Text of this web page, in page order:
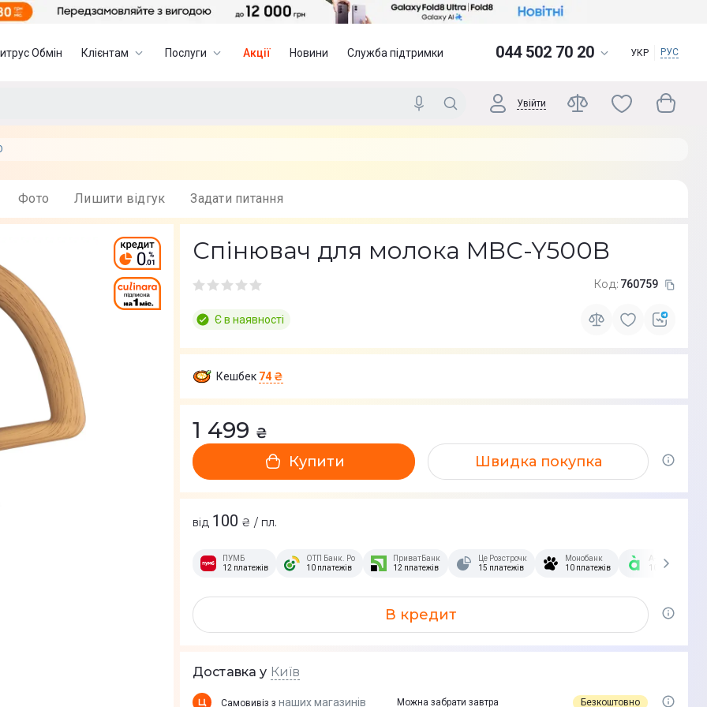
Обмін Клієнтам Послуги Акції Новини Служба підтримки 044 502 70 20 УКР РУС
Увійти
Фото Лишити вiдгук Задати питання
Спінювач для молока MBC-Y500B
Код: 760759
Є в наявності
Кешбек 74 ₴
1 499 ₴
Купити Швидка покупка
від 100 ₴ / пл.
ПУМБ
12 платежів
ОТП Банк. Розстрочка Скибочка.
10 платежів
ПриватБанк
12 платежів
Це Розстрочка
15 платежів
Монобанк
10 платежів
А-Банк
10 платежів
В кредит
Доставка у Київ
Самовивіз з наших магазинів Можна забрати завтра Безкоштовно